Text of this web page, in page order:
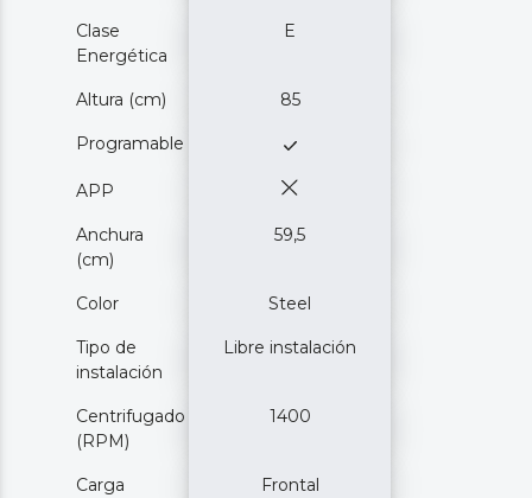
Clase
Energética
E
Altura (cm) 85
Programable
APP
Anchura
(cm)
59,5
Color Steel
Tipo de
instalación
Libre instalación
Centrifugado
(RPM)
1400
Carga Frontal